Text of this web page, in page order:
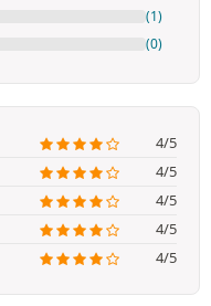
(1)
(0)
4/5
4/5
4/5
4/5
4/5